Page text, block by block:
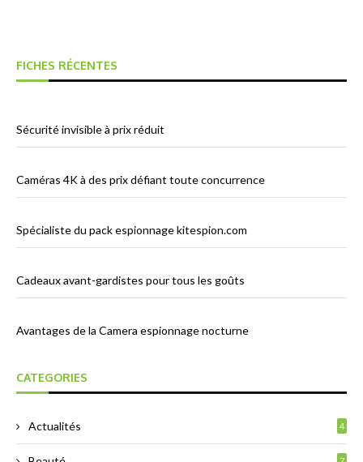
FICHES RÉCENTES
Sécurité invisible à prix réduit
Caméras 4K à des prix défiant toute concurrence
Spécialiste du pack espionnage kitespion.com
Cadeaux avant-gardistes pour tous les goûts
Avantages de la Camera espionnage nocturne
CATEGORIES
Actualités 4